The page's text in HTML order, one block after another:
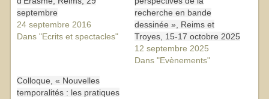
septembre
24 septembre 2016
Dans "Ecrits et spectacles"
recherche en bande
dessinée », Reims et
Troyes, 15-17 octobre 2025
12 septembre 2025
Dans "Evènements"
Colloque, « Nouvelles
temporalités : les pratiques